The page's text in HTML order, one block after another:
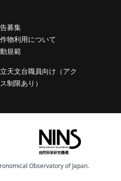
募集
物利用について
規範
天文台職員向け（アク
制限あり）
Observatory of Japan.